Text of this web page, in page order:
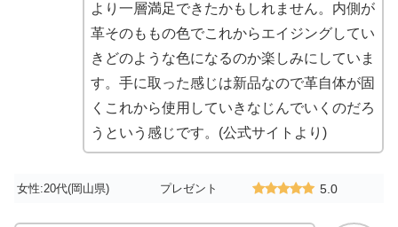
より一層満足できたかもしれません。内側が
革そのももの色でこれからエイジングしてい
きどのような色になるのか楽しみにしていま
す。手に取った感じは新品なので革自体が固
くこれから使用していきなじんでいくのだろ
うという感じです。(公式サイトより)
女性:20代(岡山県) プレゼント 5.0